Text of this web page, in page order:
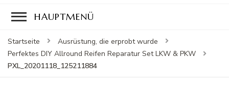
HAUPTMENÜ
Startseite
Ausrüstung, die erprobt wurde
Perfektes DIY Allround Reifen Reparatur Set LKW & PKW
PXL_20201118_125211884